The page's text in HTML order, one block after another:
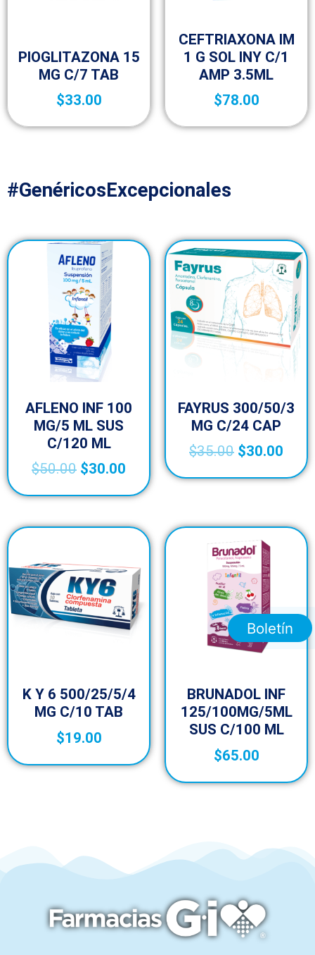
PIOGLITAZONA 15
MG C/7 TAB
$33.00
CEFTRIAXONA IM
1 G SOL INY C/1
AMP 3.5ML
$78.00
#GenéricosExcepcionales
AFLENO INF 100
MG/5 ML SUS
C/120 ML
$50.00 $30.00
FAYRUS 300/50/3
MG C/24 CAP
$35.00 $30.00
K Y 6 500/25/5/4
MG C/10 TAB
$19.00
BRUNADOL INF
125/100MG/5ML
SUS C/100 ML
$65.00
Boletín